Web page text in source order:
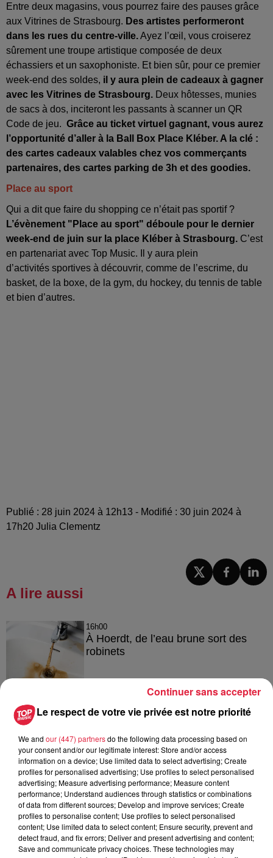
Entre deux magasins, vous pourrez faire des pauses grâce
aux Vitrines de Strasbourg. Des artistes performeront
dans les rues du centre-ville.Ayez l’œil, vous croiserez
sûrement une troupe artistique composée de deux
échassiers et un saxophoniste. Et bien sûr, pour ce premier
week-end des soldes, il y aura plein de cadeaux à gagner
avec les Vitrines de Strasbourg. Deux hôtesses, munies
de sacs à dos, inciteront les passants à scanner un QR
Code de jeu. Grâce au ticket virtuel gagnant, vous aurez
l’opportunité d’aller à la Ball Box Place Kléber. A la clé :
des cartes cadeaux valables chez vos commerçants
partenaires, des cartes parking de 3h et des goodies.
Place au sport
Qui a dit que faire du shopping ce n’était pas sportif ?
L’évènement "Place au sport" déboule pour le dernier
week-end de juin sur la place Kléber à Strasbourg. C’est
en partenariat avec Top Music. Il y aura plein
d’activités sportives à découvrir, comme de l’escrime, du
basket, de la boxe, de la gym, du hockey, du tennis de table
et bien d’autres.
Publié : 28 juin 2024 à 12h13 - Modifié : 30 juin 2024 à
17h20 Julia Clementz
A lire aussi
16h00
À Hoerdt, de l’eau brune sort des
robinets
15h54
Tags antisémites à Strasbourg :
14h33
Au zoo de Mulhouse : rencontre
avec les flamants rouges
Le respect de votre vie privée est notre priorité
We and our (447) partnersdo the following data processing based on
your consent and/or our legitimate interest: Store and/or access
information on a device; Use limited data to select advertising; Create
profiles for personalised advertising; Use profiles to select personalised
advertising; Measure advertising performance; Measure content
performance; Understand audiences through statistics or combinations
of data from different sources; Develop and improve services; Create
profiles to personalise content; Use profiles to select personalised
content; Use limited data to select content; Ensure security, prevent and
detect fraud, and fix errors; Deliver and present advertising and content;
Save and communicate privacy choices. These technologies may
Continuer sans accepter